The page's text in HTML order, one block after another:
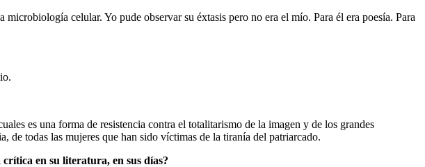
microbiología celular. Yo pude observar su éxtasis pero no era el mío. Para él era poesía. Para
es una forma de resistencia contra el totalitarismo de la imagen y de los grandes
de todas las mujeres que han sido víctimas de la tiranía del patriarcado.
en su literatura, en sus días?